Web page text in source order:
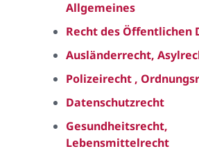
Allgemeines
Recht des Öffentlichen
Ausländerrecht,
Polizeirecht ,
Datenschutzrecht
Gesundheitsrecht,
Lebensmittelrecht